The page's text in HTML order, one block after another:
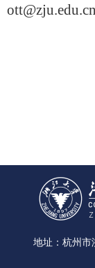
ott@zju.edu.cn
地址：杭州市